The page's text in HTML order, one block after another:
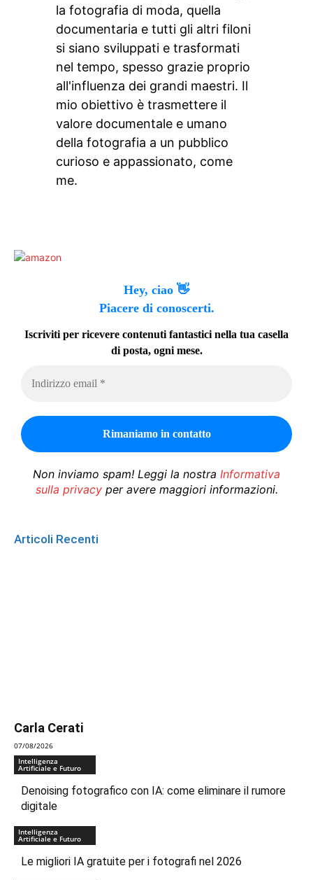
la fotografia di moda, quella
documentaria e tutti gli altri filoni
si siano sviluppati e trasformati
nel tempo, spesso grazie proprio
all'influenza dei grandi maestri. Il
mio obiettivo è trasmettere il
valore documentale e umano
della fotografia a un pubblico
curioso e appassionato, come
me.
Hey, ciao 👋
Piacere di conoscerti.
Iscriviti per ricevere contenuti fantastici nella tua casella
di posta, ogni mese.
Non inviamo spam! Leggi la nostra Informativa
sulla privacyper avere maggiori informazioni.
Articoli Recenti
Carla Cerati
07/08/2026
Intelligenza
Artificiale e Futuro
Denoising fotografico con IA: come eliminare il rumore
digitale
Intelligenza
Artificiale e Futuro
Le migliori IA gratuite per i fotografi nel 2026